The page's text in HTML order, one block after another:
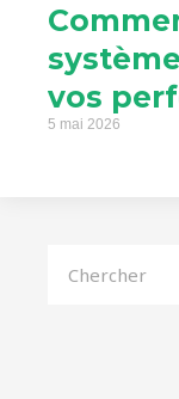
vos
5 mai 2026